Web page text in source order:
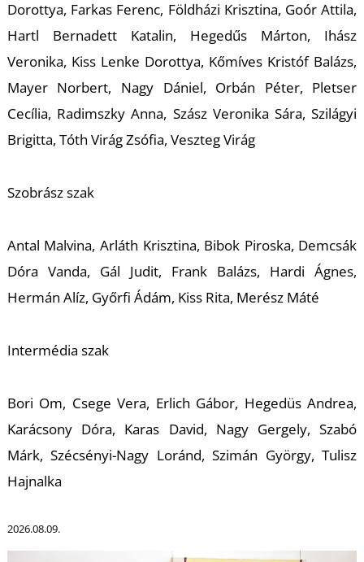
Dorottya, Farkas Ferenc, Földházi Krisztina, Goór Attila,
Hartl Bernadett Katalin, Hegedűs Márton, Ihász
Veronika, Kiss Lenke Dorottya, Kőmíves Kristóf Balázs,
Mayer Norbert, Nagy Dániel, Orbán Péter, Pletser
Cecília, Radimszky Anna, Szász Veronika Sára, Szilágyi
Brigitta, Tóth Virág Zsófia, Veszteg Virág
Szobrász szak
Antal Malvina, Arláth Krisztina, Bibok Piroska, Demcsák
Dóra Vanda, Gál Judit, Frank Balázs, Hardi Ágnes,
Hermán Alíz, Győrfi Ádám, Kiss Rita, Merész Máté
Intermédia szak
Bori Om, Csege Vera, Erlich Gábor, Hegedüs Andrea,
Karácsony Dóra, Karas David, Nagy Gergely, Szabó
Márk, Szécsényi-Nagy Loránd, Szimán György, Tulisz
Hajnalka
2026.08.09.